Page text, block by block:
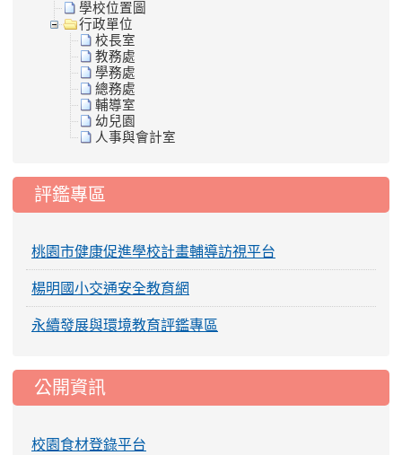
學校位置圖
行政單位
校長室
教務處
學務處
總務處
輔導室
幼兒園
人事與會計室
評鑑專區
桃園市健康促進學校計畫輔導訪視平台
楊明國小交通安全教育網
永續發展與環境教育評鑑專區
公開資訊
校園食材登錄平台